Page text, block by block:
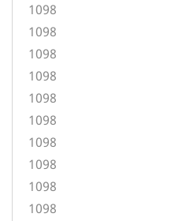
1098
1098
1098
1098
1098
1098
1098
1098
1098
1098